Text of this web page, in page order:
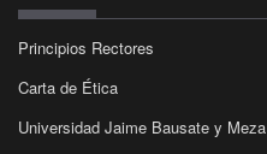
Principios Rectores
Carta de Ética
Universidad Jaime Bausate y Meza